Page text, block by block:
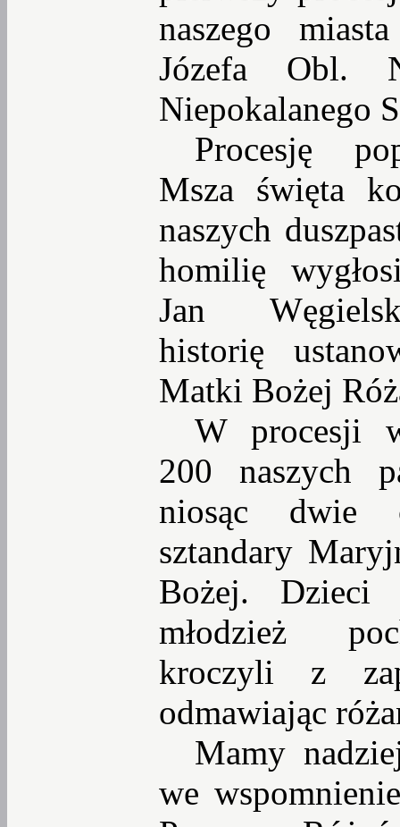
naszego
Józefa Obl.
Niepokalanego
Procesję
Msza święta
naszych
homilię
Jan
historię
Matki Bożej
W procesji
200 naszych
niosąc dwie
sztandary
Bożej. Dzieci
młodzież
kroczyli z
odmawiając
Mamy
we